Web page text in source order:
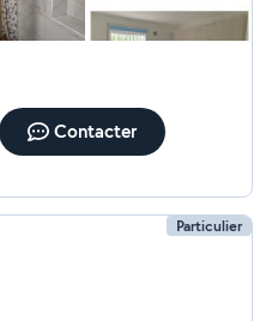
Contacter
Particulier